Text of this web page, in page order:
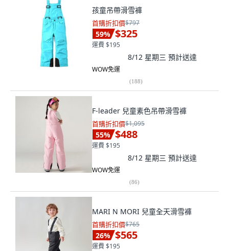
孩童吊帶滑雪褲
首購折扣價$797
59% $325
運費 $195
8/12 星期三 預計送達
WOW免運
(188)
F-leader 兒童素色吊帶滑雪褲
首購折扣價$1,095
55% $488
運費 $195
8/12 星期三 預計送達
WOW免運
(86)
MARI N MORI 兒童全天滑雪褲
首購折扣價$765
26% $565
運費 $195